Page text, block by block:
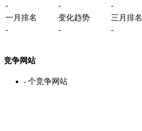
-
- -
一月排名
变化趋势 三月排名
-
- -
竞争网站
- 个竞争网站